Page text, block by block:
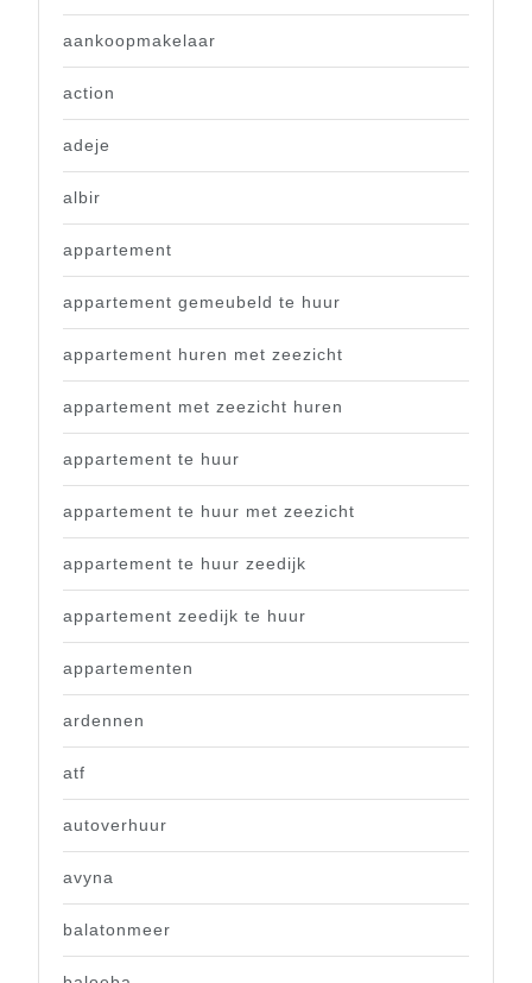
aankoopmakelaar
action
adeje
albir
appartement
appartement gemeubeld te huur
appartement huren met zeezicht
appartement met zeezicht huren
appartement te huur
appartement te huur met zeezicht
appartement te huur zeedijk
appartement zeedijk te huur
appartementen
ardennen
atf
autoverhuur
avyna
balatonmeer